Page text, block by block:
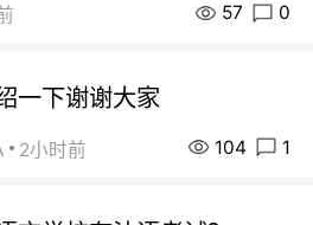
57 0
一下谢谢大家
2小时前 104 1